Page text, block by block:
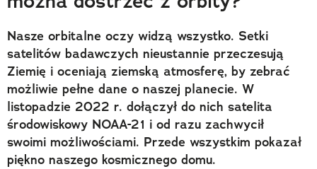
Nasze orbitalne oczy widzą wszystko. Setki
satelitów badawczych nieustannie przeczesują
Ziemię i oceniają ziemską atmosferę, by zebrać
możliwie pełne dane o naszej planecie. W
listopadzie 2022 r. dołączył do nich satelita
środowiskowy NOAA-21 i od razu zachwycił
swoimi możliwościami. Przede wszystkim pokazał
piękno naszego kosmicznego domu.